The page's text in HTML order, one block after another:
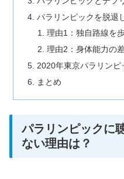
パラリンピックを脱退
理由1：独自路線を
理由2：身体能力の
2020年東京パラリンピ
まとめ
パラリンピックに
ない理由は？